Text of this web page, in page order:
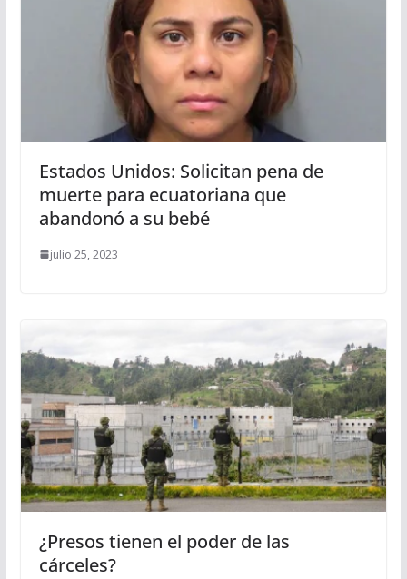
Estados Unidos: Solicitan pena de
muerte para ecuatoriana que
abandonó a su bebé
julio 25, 2023
¿Presos tienen el poder de las
cárceles?